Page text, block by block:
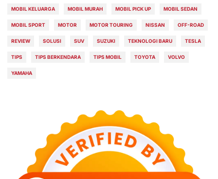
MOBIL KELUARGA MOBIL MURAH MOBIL PICK UP MOBIL SEDAN
MOBIL SPORT MOTOR MOTOR TOURING NISSAN OFF-ROAD
REVIEW SOLUSI SUV SUZUKI TEKNOLOGI BARU TESLA
TIPS TIPS BERKENDARA TIPS MOBIL TOYOTA VOLVO
YAMAHA